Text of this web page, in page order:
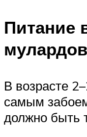
Питание
мулардов
В возрасте
самым
должно быть